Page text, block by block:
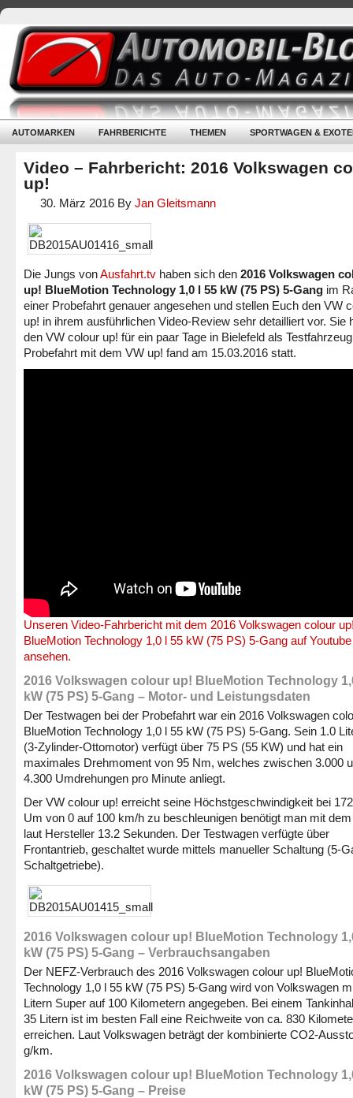
AUTOMARKEN FAHRBERICHTE THEMEN SPORTWAGEN &
Video – Fahrbericht: 2016 Volkswagen
up!
30. März 2016 By Jan Gleitsmann
Die Jungs vonAusfahrt.tv haben sich den 2016 Volkswagen
up! BlueMotion Technology 1,0 l 55 kW (75 PS) 5-Gang im
einer Probefahrt genauer angesehen und stellen Euch den VW
up! in ihrem ausführlichen Video-Review sehr detailliert vor. Sie
den VW colour up! für ein paar Tage in Bielefeld als
Probefahrt mit dem VW up! fand am 15.03.2016 statt.
Unseren Video-Fahrbericht mit dem 2016 Volkswagen colour
BlueMotion Technology 1,0 l 55 kW (75 PS) 5-Gang auf Youtube
ansehen.
2016 Volkswagen colour up! BlueMotion Technology
kW (75 PS) 5-Gang – Motor- und Leistungsdaten
Der Testwagen bei der Probefahrt war ein 2016 Volkswagen
BlueMotion Technology 1,0 l 55 kW (75 PS) 5-Gang. Sein 1.0
(3-Zylinder-Ottomotor) verfügt über 75 PS (55 KW) und hat ein
maximales Drehmoment von 95 Nm, welches zwischen 3.000
4.300 Umdrehungen pro Minute anliegt.
Der VW colour up! erreicht seine Höchstgeschwindigkeit bei
Um von 0 auf 100 km/h zu beschleunigen benötigt man mit
laut Hersteller 13.2 Sekunden. Der Testwagen verfügte über
Frontantrieb, geschaltet wurde mittels manueller Schaltung (5-
Schaltgetriebe).
2016 Volkswagen colour up! BlueMotion Technology
kW (75 PS) 5-Gang – Verbrauchsangaben
Der NEFZ-Verbrauch des 2016 Volkswagen colour up!
Technology 1,0 l 55 kW (75 PS) 5-Gang wird von Volkswagen
Litern Super auf 100 Kilometern angegeben. Bei einem
35 Litern ist im besten Fall eine Reichweite von ca. 830
erreichen. Laut Volkswagen beträgt der kombinierte CO2-
g/km.
2016 Volkswagen colour up! BlueMotion Technology
kW (75 PS) 5-Gang – Preise